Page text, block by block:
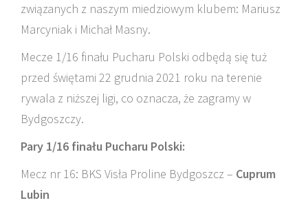
związanych z naszym miedziowym klubem: Mariusz
Marcyniak i Michał Masny.
Mecze 1/16 finału Pucharu Polski odbędą się tuż
przed świętami 22 grudnia 2021 roku na terenie
rywala z niższej ligi, co oznacza, że zagramy w
Bydgoszczy.
Pary 1/16 finału Pucharu Polski:
Mecz nr 16: BKS Visła Proline Bydgoszcz – Cuprum
Lubin